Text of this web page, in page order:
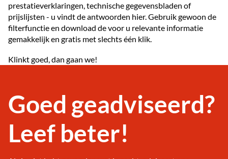
prestatieverklaringen, technische gegevensbladen of
prijslijsten - u vindt de antwoorden hier. Gebruik gewoon de
filterfunctie en download de voor u relevante informatie
gemakkelijk en gratis met slechts één klik.
Klinkt goed, dan gaan we!
Goed geadviseerd?
Leef beter!